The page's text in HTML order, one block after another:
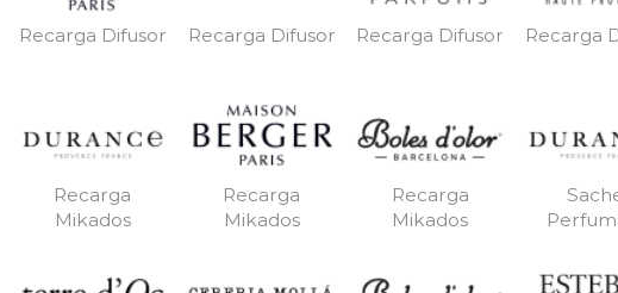
Recarga Difusor Recarga Difusor Recarga Difusor Recarga
Recarga
Mikados
Recarga
Mikados
Recarga
Mikados